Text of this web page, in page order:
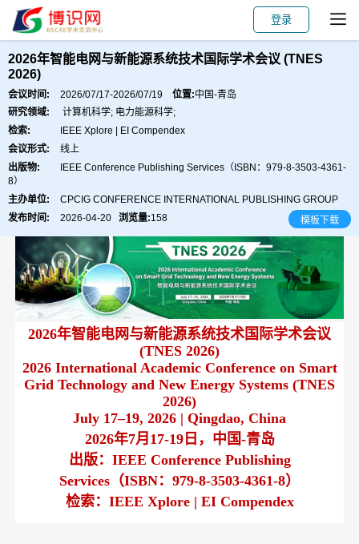
登录
会议主页 主讲嘉宾 会议主题 论文出版
2026年智能电网与新能源系统技术国际学术会议 (TNES
2026)
会议时间: 2026/07/17-2026/07/19 位置:中国-青岛
研究领域:
计算机科学; 电力能源科学;
检索:
IEEE Xplore | EI Compendex
会议形式:
线上
出版物:
IEEE Conference Publishing Services（ISBN：979-8-3503-4361-
8）
主办单位:
CPCIG CONFERENCE INTERNATIONAL PUBLISHING GROUP
发布时间:
2026-04-20 浏览量:158 模板下载
2026年智能电网与新能源系统技术国际学术会议
(TNES 2026)
2026 International Academic Conference on Smart
Grid Technology and New Energy Systems (TNES
2026)
July 17–19, 2026 | Qingdao, China
2026年7月17-19日，中国-青岛
出版：IEEE Conference Publishing
Services（ISBN：979-8-3503-4361-8）
检索：IEEE Xplore | EI Compendex